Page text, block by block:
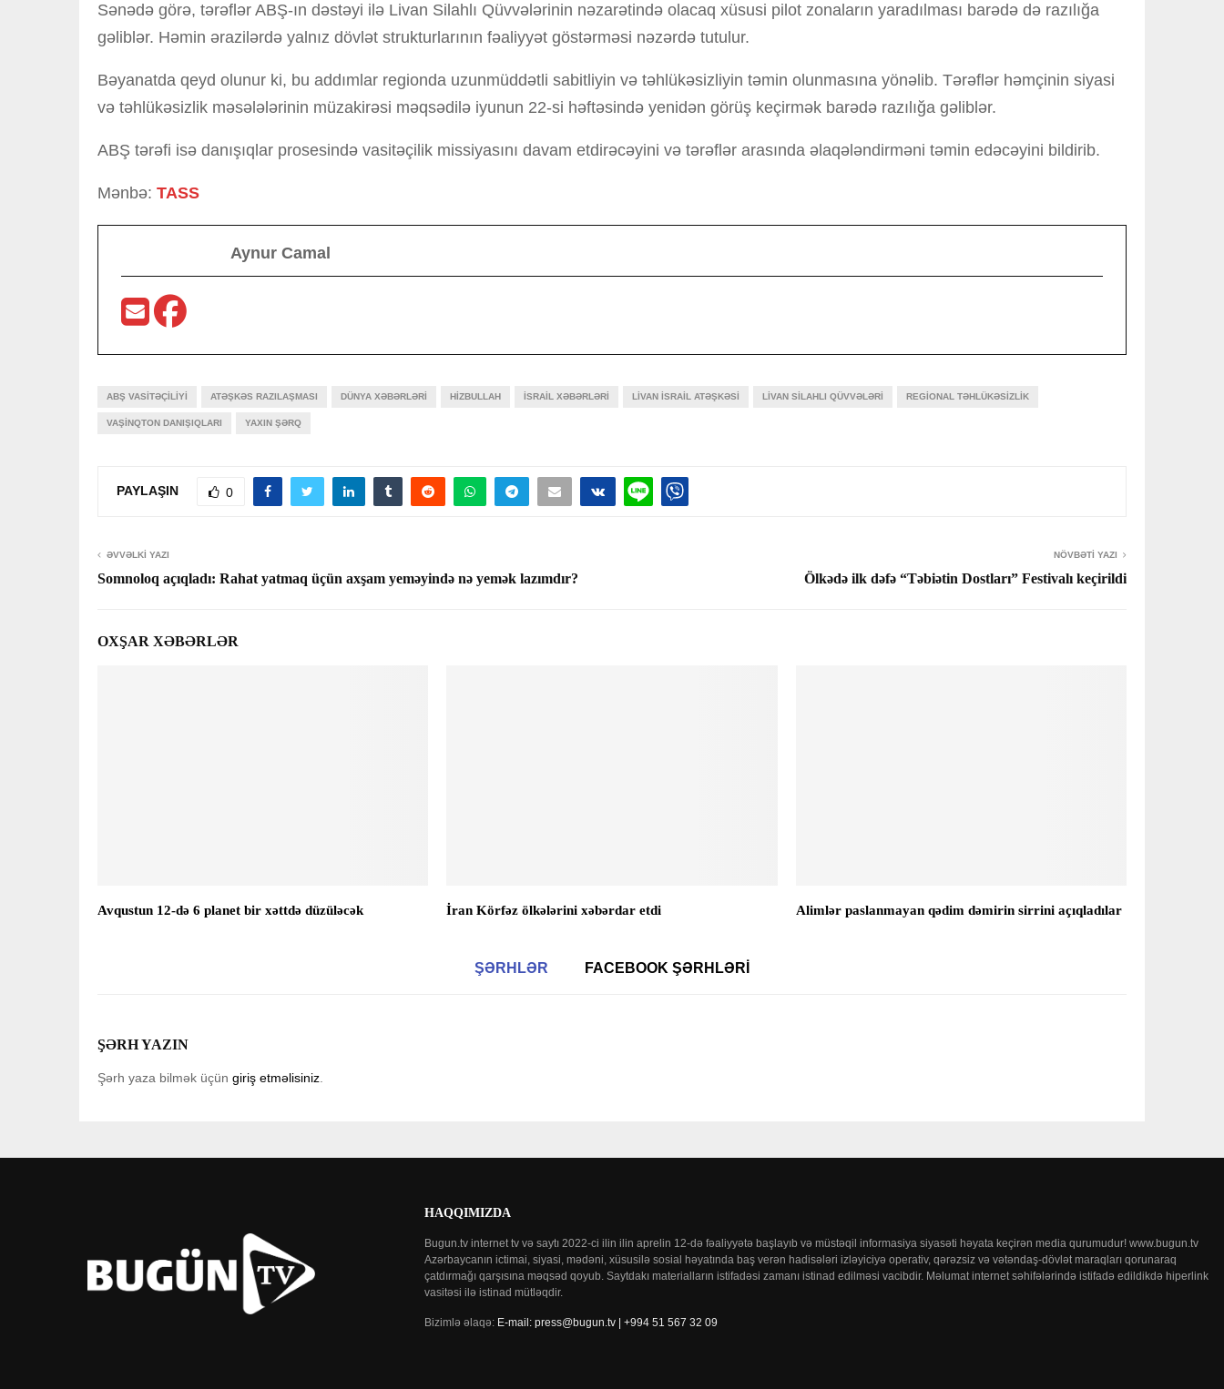
Sənədə görə, tərəflər ABŞ-ın dəstəyi ilə Livan Silahlı Qüvvələrinin nəzarətində olacaq xüsusi pilot zonaların yaradılması barədə də razılığa
gəliblər. Həmin ərazilərdə yalnız dövlət strukturlarının fəaliyyət göstərməsi nəzərdə tutulur.
Bəyanatda qeyd olunur ki, bu addımlar regionda uzunmüddətli sabitliyin və təhlükəsizliyin təmin olunmasına yönəlib. Tərəflər həmçinin siyasi
və təhlükəsizlik məsələlərinin müzakirəsi məqsədilə iyunun 22-si həftəsində yenidən görüş keçirmək barədə razılığa gəliblər.
ABŞ tərəfi isə danışıqlar prosesində vasitəçilik missiyasını davam etdirəcəyini və tərəflər arasında əlaqələndirməni təmin edəcəyini bildirib.
Mənbə: TASS
Aynur Camal
ABŞ VASITƏÇILIYI ATƏŞKƏS RAZILAŞMASI DÜNYA XƏBƏRLƏRI HIZBULLAH İSRAIL XƏBƏRLƏRI LIVAN İSRAIL ATƏŞKƏSI LIVAN SILAHLI QÜVVƏLƏRI REGIONAL TƏHLÜKƏSIZLIK
VAŞINQTON DANIŞIQLARI YAXIN ŞƏRQ
PAYLAŞIN 0
ƏVVƏLKI YAZI
Somnoloq açıqladı: Rahat yatmaq üçün axşam yeməyində nə yemək lazımdır?
NÖVBƏTI YAZI
Ölkədə ilk dəfə “Təbiətin Dostları” Festivalı keçirildi
OXŞAR XƏBƏRLƏR
Avqustun 12-də 6 planet bir xəttdə düzüləcək İran Körfəz ölkələrini xəbərdar etdi Alimlər paslanmayan qədim dəmirin sirrini açıqladılar
ŞƏRHLƏR FACEBOOK ŞƏRHLƏRI
ŞƏRH YAZIN
Şərh yaza bilmək üçün giriş etməlisiniz.
HAQQIMIZDA
Bugun.tv internet tv və saytı 2022-ci ilin ilin aprelin 12-də fəaliyyətə başlayıb və müstəqil informasiya siyasəti həyata keçirən media qurumudur! www.bugun.tv
Azərbaycanın ictimai, siyasi, mədəni, xüsusilə sosial həyatında baş verən hadisələri izləyiciyə operativ, qərəzsiz və vətəndaş-dövlət maraqları qorunaraq
çatdırmağı qarşısına məqsəd qoyub. Saytdakı materialların istifadəsi zamanı istinad edilməsi vacibdir. Məlumat internet səhifələrində istifadə edildikdə hiperlink
vasitəsi ilə istinad mütləqdir.
Bizimlə əlaqə: E-mail: press@bugun.tv | +994 51 567 32 09